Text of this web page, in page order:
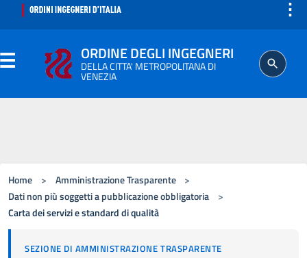
⋮
ORDINE DEGLI INGEGNERI
DELLA CITTA' METROPOLITANA DI
VENEZIA
ISCRITTO
Home > Amministrazione Trasparente
>
Dati non più soggetti a pubblicazione obbligatoria
>
Carta dei servizi e standard di qualità
SEZIONE DI AMMINISTRAZIONE TRASPARENTE